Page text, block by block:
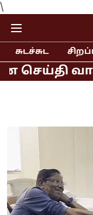
\
சுடச்சுட